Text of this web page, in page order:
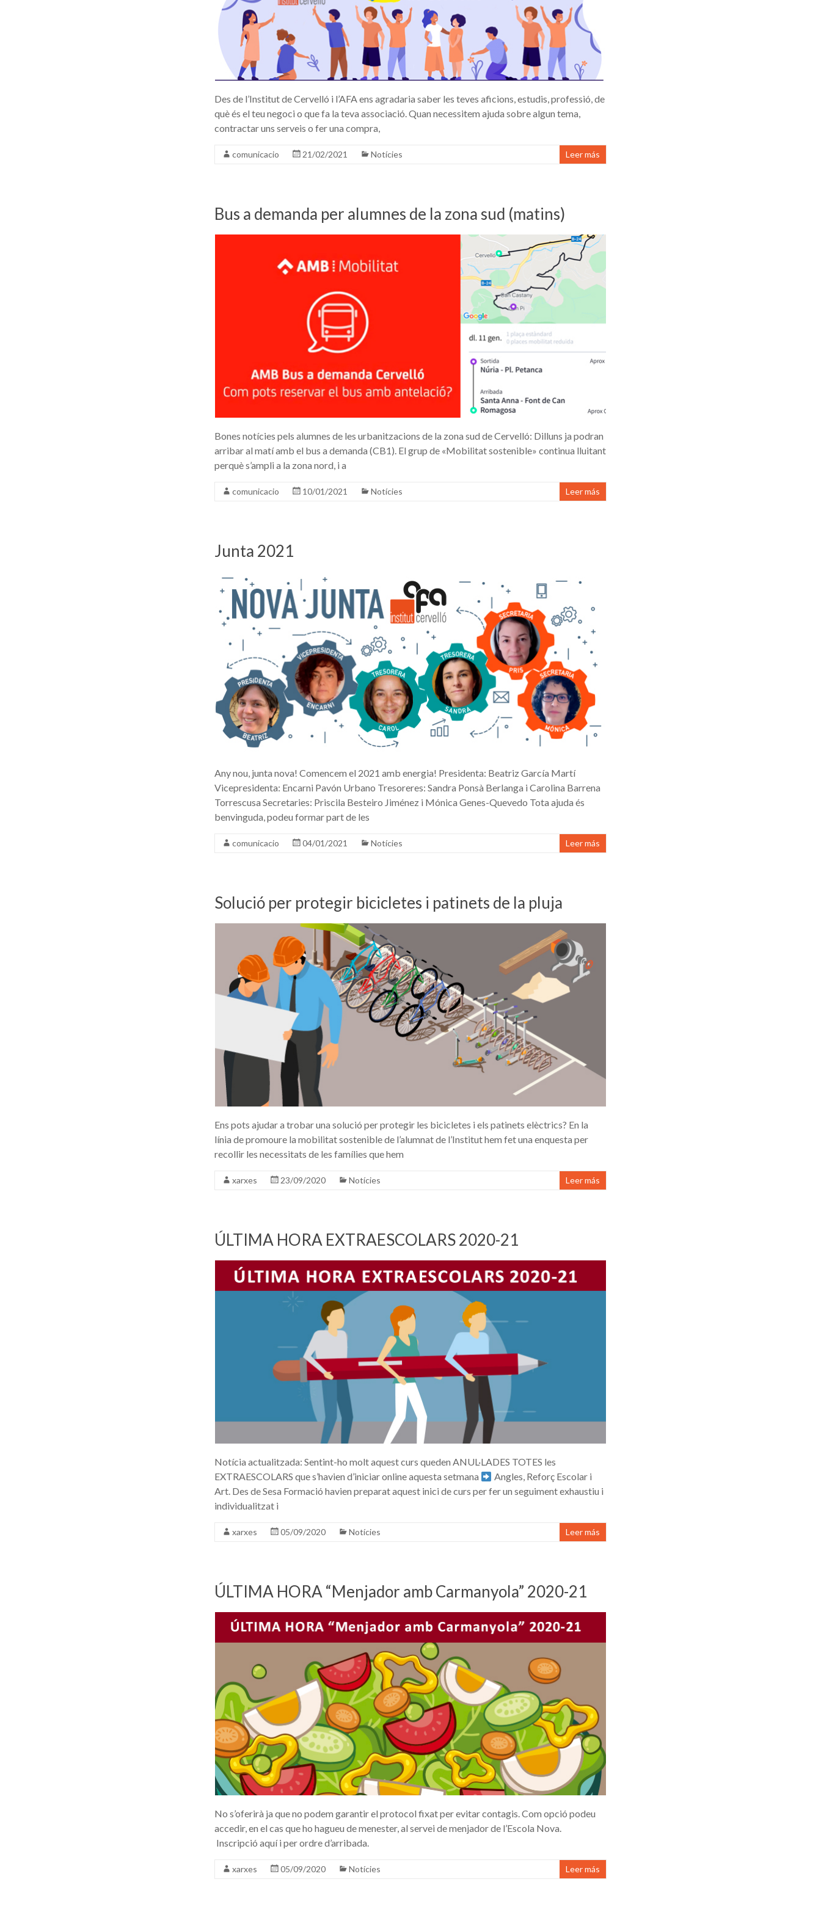
Des de l’Institut de Cervelló i l’AFA ens agradaria saber les teves aficions, estudis, professió, de
què és el teu negoci o que fa la teva associació. Quan necessitem ajuda sobre algun tema,
contractar uns serveis o fer una compra,
comunicacio 21/02/2021 Notícies Leer más
Bus a demanda per alumnes de la zona sud (matins)
Bones notícies pels alumnes de les urbanitzacions de la zona sud de Cervelló: Dilluns ja podran
arribar al matí amb el bus a demanda (CB1). El grup de «Mobilitat sostenible» continua lluitant
perquè s’ampli a la zona nord, i a
comunicacio 10/01/2021 Notícies Leer más
Junta 2021
Any nou, junta nova! Comencem el 2021 amb energia! Presidenta: Beatriz García Martí
Vicepresidenta: Encarni Pavón Urbano Tresoreres: Sandra Ponsà Berlanga i Carolina Barrena
Torrescusa Secretaries: Priscila Besteiro Jiménez i Mónica Genes-Quevedo Tota ajuda és
benvinguda, podeu formar part de les
comunicacio 04/01/2021 Notícies Leer más
Solució per protegir bicicletes i patinets de la pluja
Ens pots ajudar a trobar una solució per protegir les bicicletes i els patinets elèctrics? En la
línia de promoure la mobilitat sostenible de l’alumnat de l’Institut hem fet una enquesta per
recollir les necessitats de les famílies que hem
xarxes 23/09/2020 Notícies Leer más
ÚLTIMA HORA EXTRAESCOLARS 2020-21
Notícia actualitzada: Sentint-ho molt aquest curs queden ANUL·LADES TOTES les
EXTRAESCOLARS que s’havien d’iniciar online aquesta setmana
Angles, Reforç Escolar i
Art. Des de Sesa Formació havien preparat aquest inici de curs per fer un seguiment exhaustiu i
individualitzat i
xarxes 05/09/2020 Notícies Leer más
ÚLTIMA HORA “Menjador amb Carmanyola” 2020-21
No s’oferirà ja que no podem garantir el protocol fixat per evitar contagis. Com opció podeu
accedir, en el cas que ho hagueu de menester, al servei de menjador de l’Escola Nova.
Inscripció aquí i per ordre d’arribada.
xarxes 05/09/2020 Notícies Leer más